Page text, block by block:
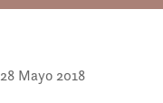
28 Mayo 2018